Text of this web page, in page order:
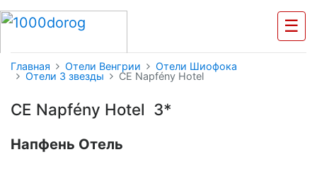
☰
Главная Отели Венгрии
Отели Шиофока
Отели 3 звезды
CE Napfény Hotel
CE Napfény Hotel 3*
Напфень Отель